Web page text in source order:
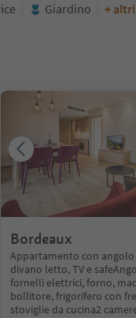
Giardino +
Bordeaux
Appartamento con
divano letto, TV e
fornelli elettrici, forno,
bollitore, frigorifero con
stoviglie da cucina2